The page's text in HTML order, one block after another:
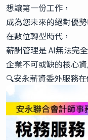
想讓第一份工作，
成為您未來的絕對優勢
在數位轉型時代，
薪酬管理是 AI無法完全
企業不可或缺的核心資
🔍安永薪資委外服務